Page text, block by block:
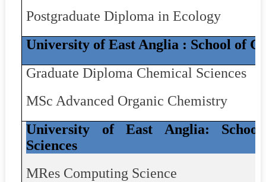
Postgraduate Diploma in Ecology
University of East Anglia : School of
Graduate Diploma Chemical Sciences
MSc Advanced Organic Chemistry
University of East Anglia:
Sciences
MRes Computing Science